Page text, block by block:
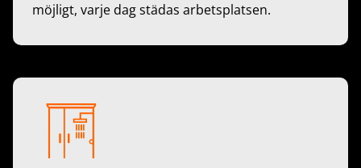
möjligt, varje dag städas arbetsplatsen.